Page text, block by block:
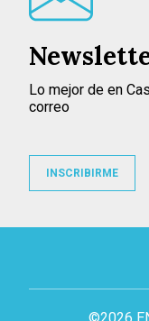
Lo mejor de en
correo
INSCRIBIRME